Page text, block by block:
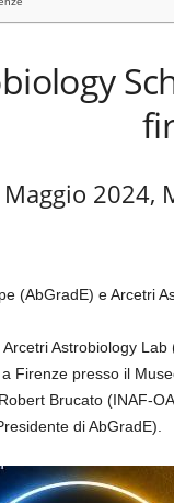
2024,
(AbGradE) e Arcetri
Astrobiology
a Firenze presso il
Brucato (INAF-
di AbGradE).